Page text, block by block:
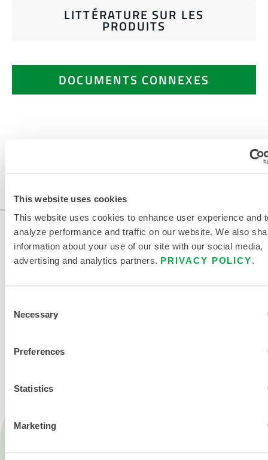
This website uses cookies
This website uses cookies to enhance user experience and
analyze performance and traffic on our website. We also
information about your use of our site with our social media,
advertising and analytics partners. PRIVACY POLICY.
Selection
Necessary
Preferences
Statistics
Marketing
LITTÉRATURE SUR LES
PRODUITS
DOCUMENTS CONNEXES
Produits